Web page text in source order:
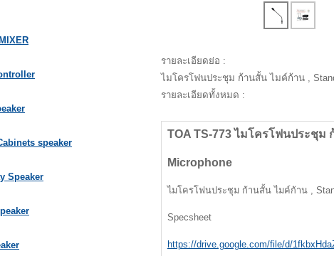
speaker
Speaker
รายละเอียดย่อ :
ไมโครโฟนประชุม ก้านสั้น ไมค์ก้าน ,
รายละเอียดทั้งหมด :
TOA TS-773ไมโครโฟนประชุม
Microphone
ไมโครโฟนประชุม ก้านสั้น ไมค์ก้าน ,
Specsheet
https://drive.google.com/file/d/